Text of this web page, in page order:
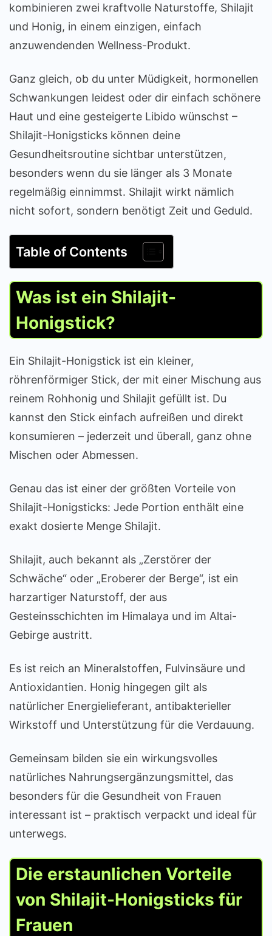
für
Frauen
kombinieren zwei kraftvolle Naturstoffe, Shilajit
und Honig, in einem einzigen, einfach
anzuwendenden Wellness-Produkt.
Ganz gleich, ob du unter Müdigkeit, hormonellen
Schwankungen leidest oder dir einfach schönere
Haut und eine gesteigerte Libido wünschst –
Shilajit-Honigsticks können deine
Gesundheitsroutine sichtbar unterstützen,
besonders wenn du sie länger als 3 Monate
regelmäßig einnimmst. Shilajit wirkt nämlich
nicht sofort, sondern benötigt Zeit und Geduld.
Table of Contents
Was ist ein Shilajit-
Honigstick?
Ein Shilajit-Honigstick ist ein kleiner,
röhrenförmiger Stick, der mit einer Mischung aus
reinem Rohhonig und Shilajit gefüllt ist. Du
kannst den Stick einfach aufreißen und direkt
konsumieren – jederzeit und überall, ganz ohne
Mischen oder Abmessen.
Genau das ist einer der größten Vorteile von
Shilajit-Honigsticks: Jede Portion enthält eine
exakt dosierte Menge Shilajit.
Shilajit, auch bekannt als „Zerstörer der
Schwäche“ oder „Eroberer der Berge“, ist ein
harzartiger Naturstoff, der aus
Gesteinsschichten im Himalaya und im Altai-
Gebirge austritt.
Es ist reich an Mineralstoffen, Fulvinsäure und
Antioxidantien. Honig hingegen gilt als
natürlicher Energielieferant, antibakterieller
Wirkstoff und Unterstützung für die Verdauung.
Gemeinsam bilden sie ein wirkungsvolles
natürliches Nahrungsergänzungsmittel, das
besonders für die Gesundheit von Frauen
interessant ist – praktisch verpackt und ideal für
unterwegs.
Die erstaunlichen Vorteile
von Shilajit-Honigsticks für
Frauen